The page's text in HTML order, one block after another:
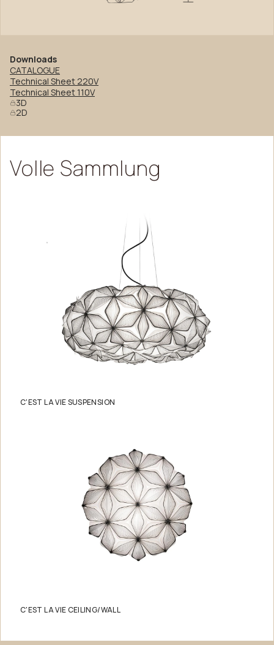
Downloads
CATALOGUE
Technical Sheet 220V
Technical Sheet 110V
3D
2D
Volle Sammlung
C'EST LA VIE SUSPENSION
C'EST LA VIE CEILING/WALL